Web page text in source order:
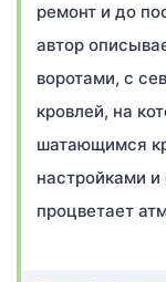
ремонт и до
автор
воротами, с
кровлей, на
шатающимся
настройками
процветает